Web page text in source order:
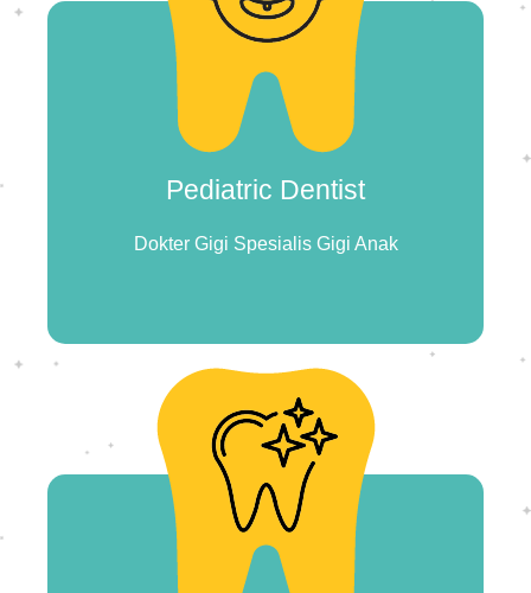
Pediatric Dentist
Dokter Gigi Spesialis Gigi Anak